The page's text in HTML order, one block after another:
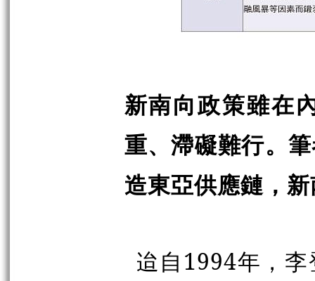
新南向政策雖在
重、滯礙難行。
造東亞供應鏈，
迨自1994年，